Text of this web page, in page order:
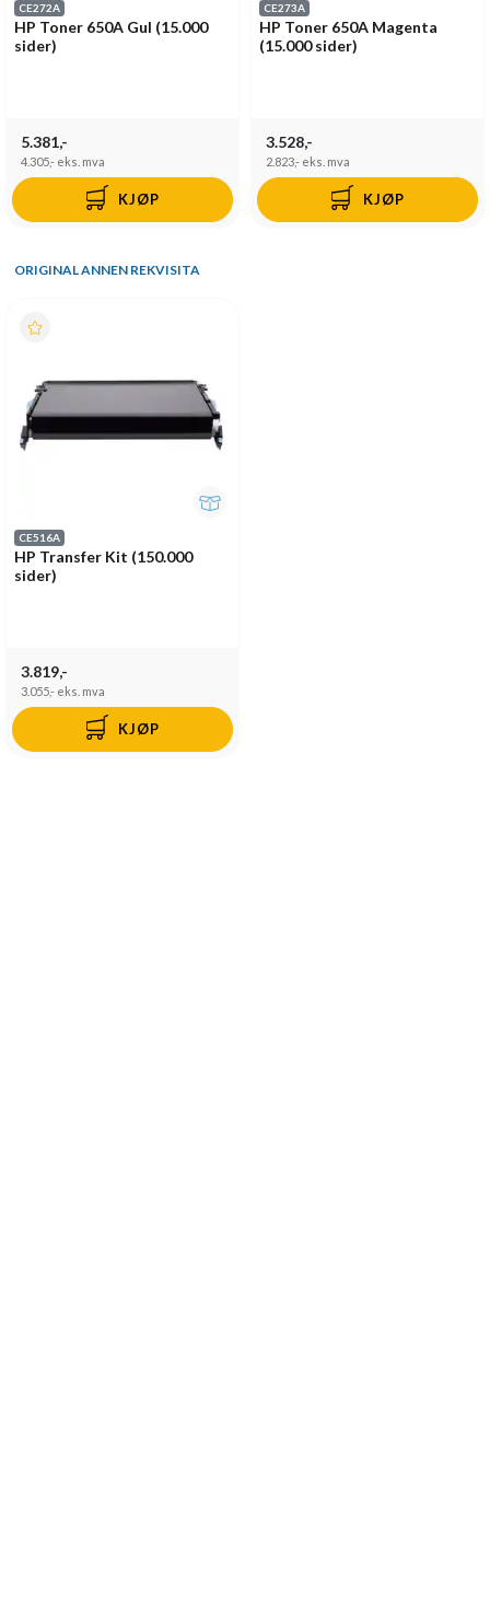
CE272A
HP Toner 650A Gul (15.000
sider)
5.381,-
4.305,- eks. mva
KJØP
CE273A
HP Toner 650A Magenta
(15.000 sider)
3.528,-
2.823,- eks. mva
KJØP
ORIGINAL ANNEN REKVISITA
CE516A
HP Transfer Kit (150.000
sider)
3.819,-
3.055,- eks. mva
KJØP